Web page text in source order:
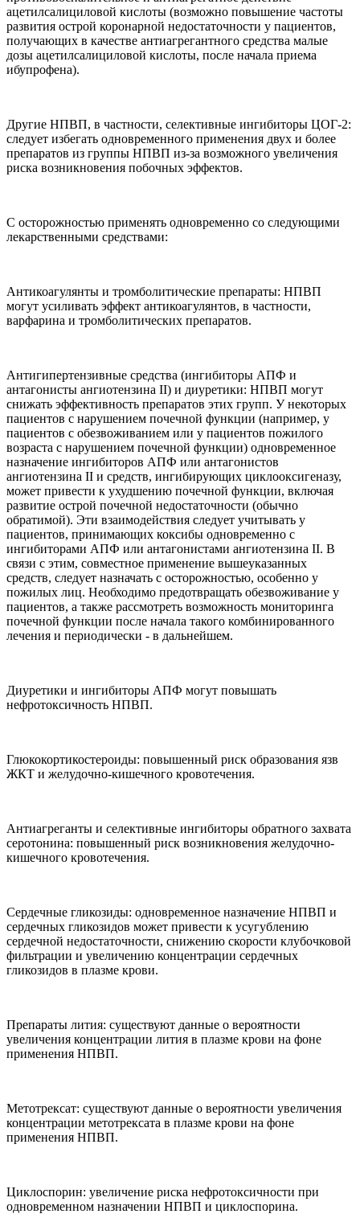
ацетилсалициловой кислоты (возможно повышение частоты
развития острой коронарной недостаточности у пациентов,
получающих в качестве антиагрегантного средства малые
дозы ацетилсалициловой кислоты, после начала приема
ибупрофена).
Другие НПВП, в частности, селективные ингибиторы ЦОГ-2:
следует избегать одновременного применения двух и более
препаратов из группы НПВП из-за возможного увеличения
риска возникновения побочных эффектов.
С осторожностью применять одновременно со следующими
лекарственными средствами:
Антикоагулянты и тромболитические препараты: НПВП
могут усиливать эффект антикоагулянтов, в частности,
варфарина и тромболитических препаратов.
Антигипертензивные средства (ингибиторы АПФ и
антагонисты ангиотензина II) и диуретики: НПВП могут
снижать эффективность препаратов этих групп. У некоторых
пациентов с нарушением почечной функции (например, у
пациентов с обезвоживанием или у пациентов пожилого
возраста с нарушением почечной функции) одновременное
назначение ингибиторов АПФ или антагонистов
ангиотензина II и средств, ингибирующих циклооксигеназу,
может привести к ухудшению почечной функции, включая
развитие острой почечной недостаточности (обычно
обратимой). Эти взаимодействия следует учитывать у
пациентов, принимающих коксибы одновременно с
ингибиторами АПФ или антагонистами ангиотензина II. В
связи с этим, совместное применение вышеуказанных
средств, следует назначать с осторожностью, особенно у
пожилых лиц. Необходимо предотвращать обезвоживание у
пациентов, а также рассмотреть возможность мониторинга
почечной функции после начала такого комбинированного
лечения и периодически - в дальнейшем.
Диуретики и ингибиторы АПФ могут повышать
нефротоксичность НПВП.
Глюкокортикостероиды: повышенный риск образования язв
ЖКТ и желудочно-кишечного кровотечения.
Антиагреганты и селективные ингибиторы обратного захвата
серотонина: повышенный риск возникновения желудочно-
кишечного кровотечения.
Сердечные гликозиды: одновременное назначение НПВП и
сердечных гликозидов может привести к усугублению
сердечной недостаточности, снижению скорости клубочковой
фильтрации и увеличению концентрации сердечных
гликозидов в плазме крови.
Препараты лития: существуют данные о вероятности
увеличения концентрации лития в плазме крови на фоне
применения НПВП.
Метотрексат: существуют данные о вероятности увеличения
концентрации метотрексата в плазме крови на фоне
применения HПBП.
Циклоспорин: увеличение риска нефротоксичности при
одновременном назначении НПВП и циклоспорина.